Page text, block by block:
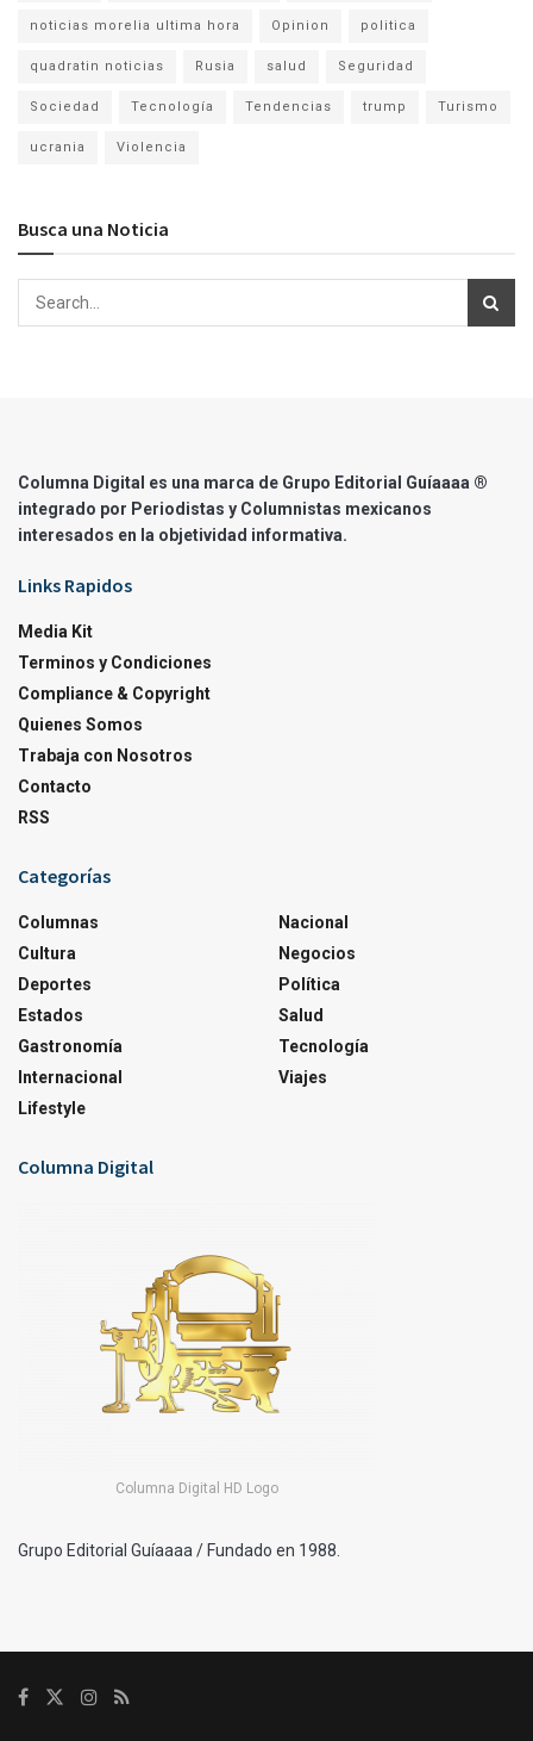
noticias morelia ultima hora Opinion politica
quadratin noticias Rusia salud Seguridad
Sociedad Tecnología Tendencias trump Turismo
ucrania Violencia
Busca una Noticia
Columna Digital es una marca de Grupo Editorial Guíaaaa ®
integrado por Periodistas y Columnistas mexicanos
interesados en la objetividad informativa.
Links Rapidos
Media Kit
Terminos y Condiciones
Compliance & Copyright
Quienes Somos
Trabaja con Nosotros
Contacto
RSS
Categorías
Columnas
Cultura
Deportes
Estados
Gastronomía
Internacional
Lifestyle
Nacional
Negocios
Política
Salud
Tecnología
Viajes
Columna Digital
Columna Digital HD Logo
Grupo Editorial Guíaaaa / Fundado en 1988.